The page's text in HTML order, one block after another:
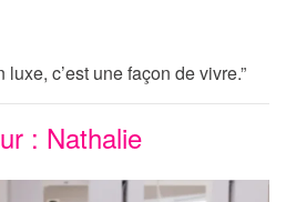
luxe, c’est une façon de vivre.”
: Nathalie